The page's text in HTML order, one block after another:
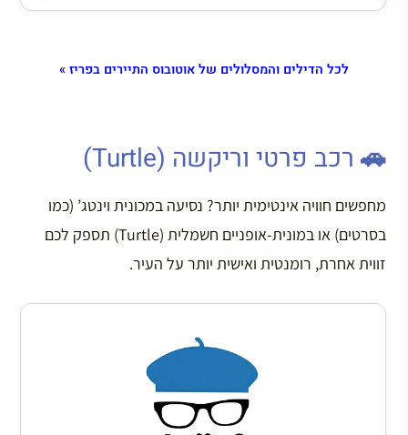
לכל הדילים והמסלולים של אוטובוס התיירים בפריז »
🚗 רכב פרטי וריקשה (Turtle)
מחפשים חוויה אינטימית יותר? נסיעה במכונית וינטג’ (כמו
בסרטים) או במונית-אופניים חשמלית (Turtle) תספק לכם
זווית אחרת, רומנטית ואישית יותר על העיר.